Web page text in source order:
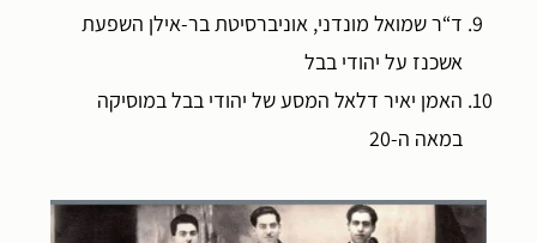
ד“ר שמואל מונדני, אוניברסיטת בר-אילן השפעת
אשכנז על יהודי בבל
האמן יאיר דלאל המסע של יהודי בבל במוסיקה
במאה ה-20